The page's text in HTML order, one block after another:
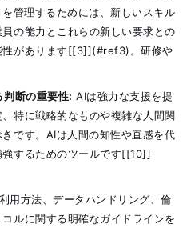
管理するためには、新しいスキル
の能力とこれらの新しい要求との
性があります[[3]](#ref3)。研修や
断の重要性: AIは強力な支援を提
特に戦略的なものや複雑な人間関
です。AIは人間の知性や直感を代
するためのツールです[[10]]
用方法、データハンドリング、倫
ルに関する明確なガイドラインを